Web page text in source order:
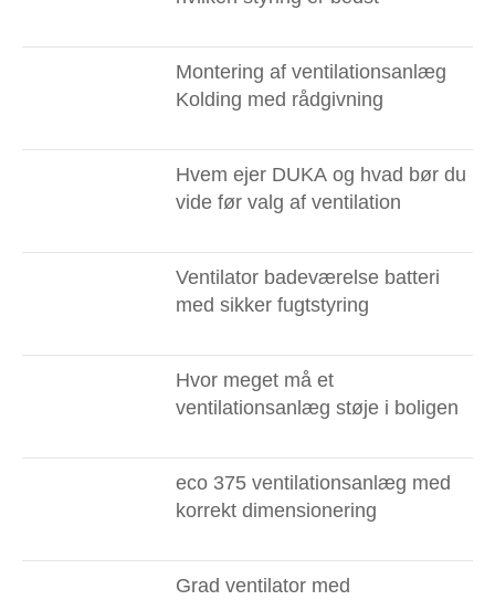
Montering af ventilationsanlæg
Kolding med rådgivning
Hvem ejer DUKA og hvad bør du
vide før valg af ventilation
Ventilator badeværelse batteri
med sikker fugtstyring
Hvor meget må et
ventilationsanlæg støje i boligen
eco 375 ventilationsanlæg med
korrekt dimensionering
Grad ventilator med